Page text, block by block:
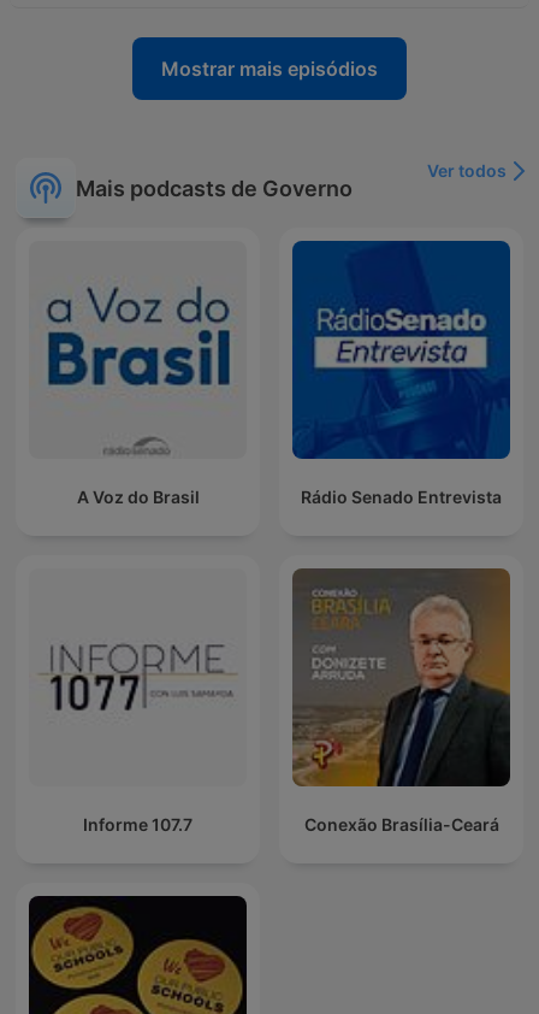
Mostrar mais episódios
Mais podcasts de Governo
Ver todos
A Voz do Brasil Rádio Senado Entrevista
Informe 107.7 Conexão Brasília-Ceará